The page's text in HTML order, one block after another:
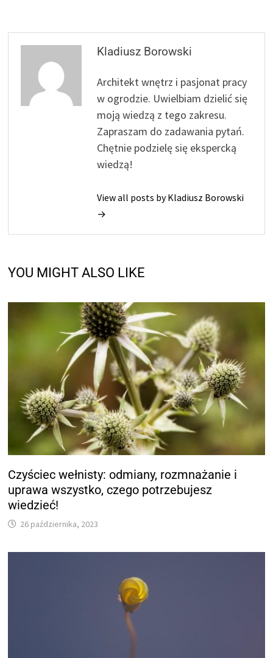
Kladiusz Borowski
Architekt wnętrz i pasjonat pracy
w ogrodzie. Uwielbiam dzielić się
moją wiedzą z tego zakresu.
Zapraszam do zadawania pytań.
Chętnie podzielę się ekspercką
wiedzą!
View all posts by Kladiusz Borowski
→
YOU MIGHT ALSO LIKE
Czyściec wełnisty: odmiany, rozmnażanie i
uprawa wszystko, czego potrzebujesz
wiedzieć!
26 października, 2023